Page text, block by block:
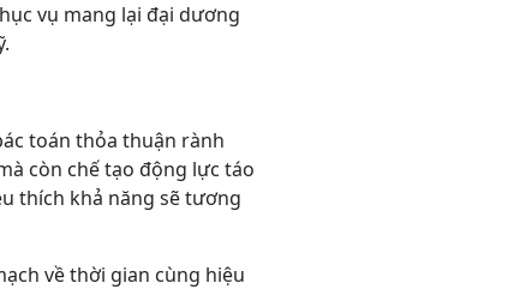
vụ mang lại đại dương
toán thỏa thuận rành
còn chế tạo động lực táo
thích khả năng sẽ tương
về thời gian cùng hiệu